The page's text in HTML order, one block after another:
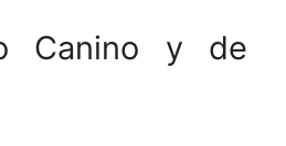
Canino y de